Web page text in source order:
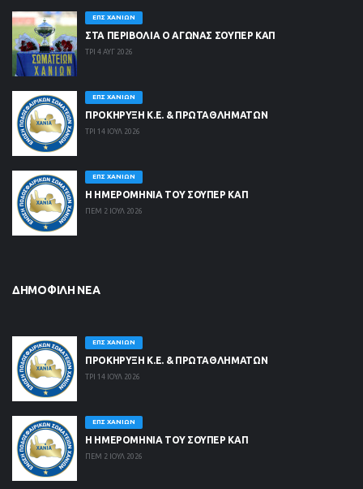
ΕΠΣ ΧΑΝΊΩΝ
ΣΤΑ ΠΕΡΙΒΟΛΙΑ Ο ΑΓΩΝΑΣ ΣΟΥΠΕΡ ΚΑΠ
ΤΡΙ 4 ΑΥΓ 2026
ΕΠΣ ΧΑΝΊΩΝ
ΠΡΟΚΗΡΥΞΗ Κ.Ε. & ΠΡΩΤΑΘΛΗΜΑΤΩΝ
ΤΡΙ 14 ΙΟΥΛ 2026
ΕΠΣ ΧΑΝΊΩΝ
Η ΗΜΕΡΟΜΗΝΙΑ ΤΟΥ ΣΟΥΠΕΡ ΚΑΠ
ΠΕΜ 2 ΙΟΥΛ 2026
ΔΗΜΟΦΙΛΉ ΝΈΑ
ΕΠΣ ΧΑΝΊΩΝ
ΠΡΟΚΗΡΥΞΗ Κ.Ε. & ΠΡΩΤΑΘΛΗΜΑΤΩΝ
ΤΡΙ 14 ΙΟΥΛ 2026
ΕΠΣ ΧΑΝΊΩΝ
Η ΗΜΕΡΟΜΗΝΙΑ ΤΟΥ ΣΟΥΠΕΡ ΚΑΠ
ΠΕΜ 2 ΙΟΥΛ 2026